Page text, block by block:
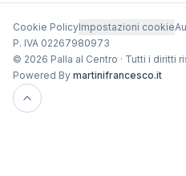
Cookie PolicyImpostazioni cookie
P. IVA 02267980973
© 2026 Palla al Centro · Tutti i diritti
Powered By martinifrancesco.it